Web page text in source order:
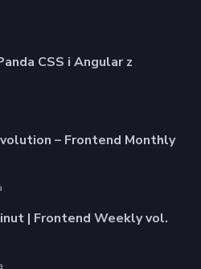
CSS i Angular z
– Frontend Monthly
| Frontend Weekly vol.